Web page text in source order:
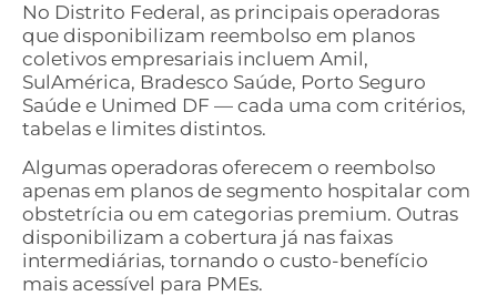
No Distrito Federal, as principais operadoras
que disponibilizam reembolso em planos
coletivos empresariais incluem Amil,
SulAmérica, Bradesco Saúde, Porto Seguro
Saúde e Unimed DF — cada uma com critérios,
tabelas e limites distintos.
Algumas operadoras oferecem o reembolso
apenas em planos de segmento hospitalar com
obstetrícia ou em categorias premium. Outras
disponibilizam a cobertura já nas faixas
intermediárias, tornando o custo-benefício
mais acessível para PMEs.